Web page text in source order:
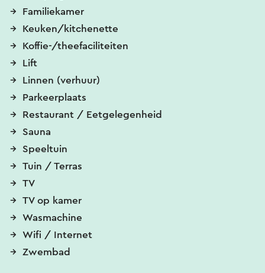
Familiekamer
Keuken/kitchenette
Koffie-/theefaciliteiten
Lift
Linnen (verhuur)
Parkeerplaats
Restaurant / Eetgelegenheid
Sauna
Speeltuin
Tuin / Terras
TV
TV op kamer
Wasmachine
Wifi / Internet
Zwembad